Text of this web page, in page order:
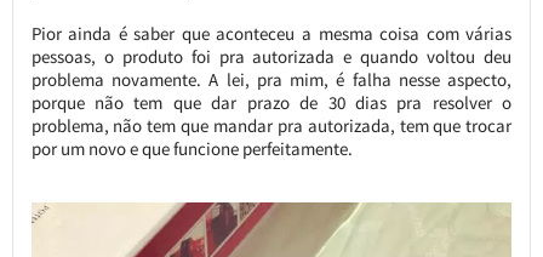
Pior ainda é saber que aconteceu a mesma coisa com várias
pessoas, o produto foi pra autorizada e quando voltou deu
problema novamente. A lei, pra mim, é falha nesse aspecto,
porque não tem que dar prazo de 30 dias pra resolver o
problema, não tem que mandar pra autorizada, tem que trocar
por um novo e que funcione perfeitamente.